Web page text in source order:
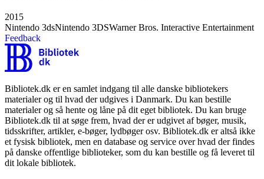
2015
Nintendo 3dsNintendo 3DSWarner Bros. Interactive Entertainment
Feedback
Bibliotek.dk er en samlet indgang til alle danske bibliotekers
materialer og til hvad der udgives i Danmark. Du kan bestille
materialer og så hente og låne på dit eget bibliotek. Du kan bruge
Bibliotek.dk til at søge frem, hvad der er udgivet af bøger, musik,
tidsskrifter, artikler, e-bøger, lydbøger osv. Bibliotek.dk er altså ikke
et fysisk bibliotek, men en database og service over hvad der findes
på danske offentlige biblioteker, som du kan bestille og få leveret til
dit lokale bibliotek.